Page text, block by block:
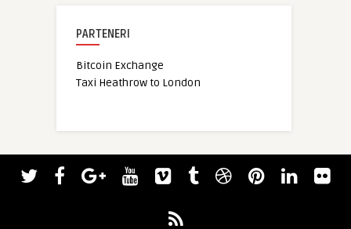
PARTENERI
Bitcoin Exchange
Taxi Heathrow to London